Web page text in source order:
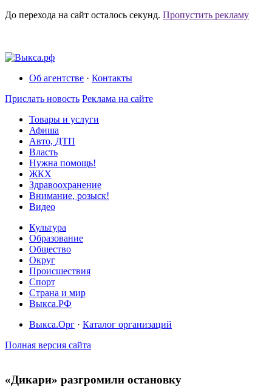
До перехода на сайт осталось секунд. Пропустить рекламу
Об агентстве · Контакты
Прислать новость Реклама на сайте
Товары и услуги
Афиша
Авто, ДТП
Власть
Нужна помощь!
ЖКХ
Здравоохранение
Внимание, розыск!
Видео
Культура
Образование
Общество
Округ
Происшествия
Спорт
Страна и мир
Выкса.РФ
Выкса.Орг · Каталог организаций
Полная версия сайта
«Дикари» разгромили остановку